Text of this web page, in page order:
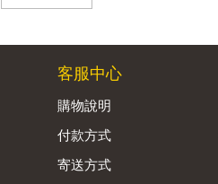
客服中心
購物說明
付款方式
寄送方式